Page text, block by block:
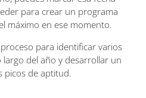
para crear un programa
máximo en ese momento.
para identificar varios
del año y desarrollar un
picos de aptitud.